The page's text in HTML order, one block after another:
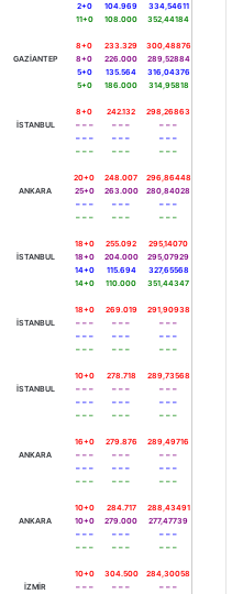
2+0
11+0
104.969
108.000
334,54611
352,44184
GAZİANTEP
8+0
8+0
5+0
5+0
233.329
226.000
135.564
186.000
300,48876
289,52884
316,04376
314,95818
İSTANBUL
8+0
– – –
– – –
– – –
242.132
– – –
– – –
– – –
298,26863
– – –
– – –
– – –
ANKARA
20+0
25+0
– – –
– – –
248.007
263.000
– – –
– – –
296,86448
280,84028
– – –
– – –
İSTANBUL
18+0
18+0
14+0
14+0
255.092
204.000
115.694
110.000
295,14070
295,07929
327,65568
351,44347
İSTANBUL
18+0
– – –
– – –
– – –
269.019
– – –
– – –
– – –
291,90938
– – –
– – –
– – –
İSTANBUL
10+0
– – –
– – –
– – –
278.718
– – –
– – –
– – –
289,73568
– – –
– – –
– – –
ANKARA
16+0
– – –
– – –
– – –
279.876
– – –
– – –
– – –
289,49716
– – –
– – –
– – –
ANKARA
10+0
10+0
– – –
– – –
284.717
279.000
– – –
– – –
288,43491
277,47739
– – –
– – –
İZMİR
10+0
– – –
304.500
– – –
284,30058
– – –